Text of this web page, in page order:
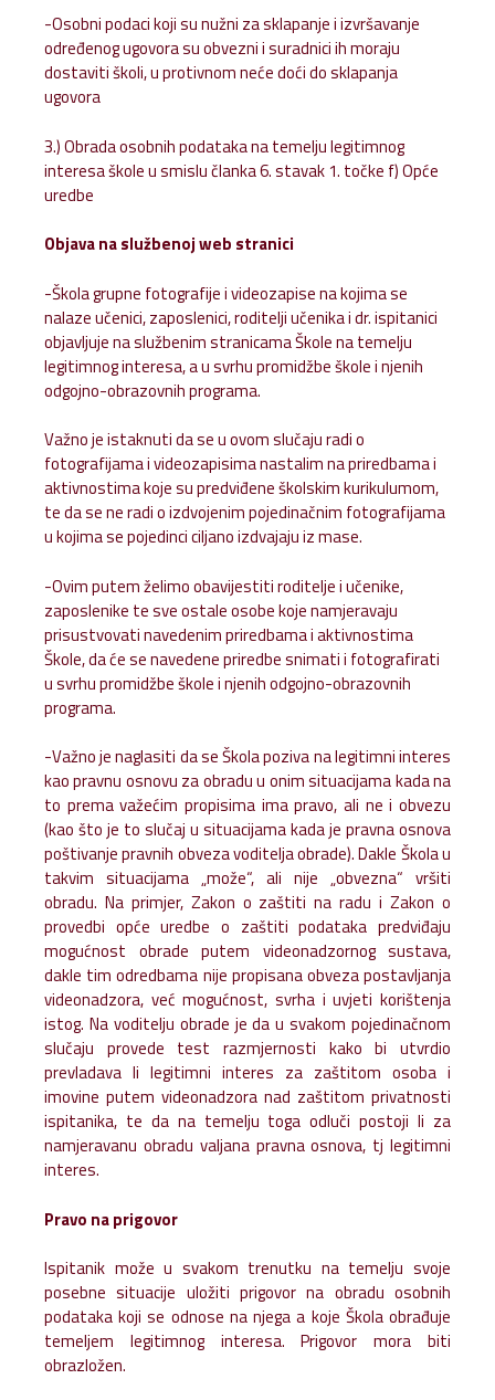
-Osobni podaci koji su nužni za sklapanje i izvršavanje
određenog ugovora su obvezni i suradnici ih moraju
dostaviti školi, u protivnom neće doći do sklapanja
ugovora
3.) Obrada osobnih podataka na temelju legitimnog
interesa škole u smislu članka 6. stavak 1. točke f) Opće
uredbe
Objava na službenoj web stranici
-Škola grupne fotografije i videozapise na kojima se
nalaze učenici, zaposlenici, roditelji učenika i dr. ispitanici
objavljuje na službenim stranicama Škole na temelju
legitimnog interesa, a u svrhu promidžbe škole i njenih
odgojno-obrazovnih programa.
Važno je istaknuti da se u ovom slučaju radi o
fotografijama i videozapisima nastalim na priredbama i
aktivnostima koje su predviđene školskim kurikulumom,
te da se ne radi o izdvojenim pojedinačnim fotografijama
u kojima se pojedinci ciljano izdvajaju iz mase.
-Ovim putem želimo obavijestiti roditelje i učenike,
zaposlenike te sve ostale osobe koje namjeravaju
prisustvovati navedenim priredbama i aktivnostima
Škole, da će se navedene priredbe snimati i fotografirati
u svrhu promidžbe škole i njenih odgojno-obrazovnih
programa.
-Važno je naglasiti da se Škola poziva na legitimni interes
kao pravnu osnovu za obradu u onim situacijama kada na
to prema važećim propisima ima pravo, ali ne i obvezu
(kao što je to slučaj u situacijama kada je pravna osnova
poštivanje pravnih obveza voditelja obrade). Dakle Škola u
takvim situacijama „može“, ali nije „obvezna“ vršiti
obradu. Na primjer, Zakon o zaštiti na radu i Zakon o
provedbi opće uredbe o zaštiti podataka predviđaju
mogućnost obrade putem videonadzornog sustava,
dakle tim odredbama nije propisana obveza postavljanja
videonadzora, već mogućnost, svrha i uvjeti korištenja
istog. Na voditelju obrade je da u svakom pojedinačnom
slučaju provede test razmjernosti kako bi utvrdio
prevladava li legitimni interes za zaštitom osoba i
imovine putem videonadzora nad zaštitom privatnosti
ispitanika, te da na temelju toga odluči postoji li za
namjeravanu obradu valjana pravna osnova, tj legitimni
interes.
Pravo na prigovor
Ispitanik može u svakom trenutku na temelju svoje
posebne situacije uložiti prigovor na obradu osobnih
podataka koji se odnose na njega a koje Škola obrađuje
temeljem legitimnog interesa. Prigovor mora biti
obrazložen.